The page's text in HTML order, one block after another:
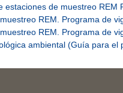
estaciones de muestreo REM
REM. Programa de
REM. Programa de
ambiental (Guía para el